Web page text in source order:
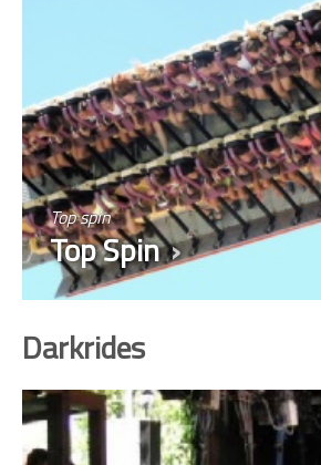
Top spin
Top Spin
Darkrides